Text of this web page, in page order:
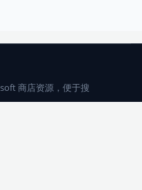
商店资源，便于搜